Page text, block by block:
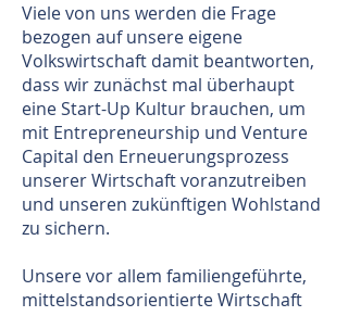
Viele von uns werden die Frage
bezogen auf unsere eigene
Volkswirtschaft damit beantworten,
dass wir zunächst mal überhaupt
eine Start-Up Kultur brauchen, um
mit Entrepreneurship und Venture
Capital den Erneuerungsprozess
unserer Wirtschaft voranzutreiben
und unseren zukünftigen Wohlstand
zu sichern.
Unsere vor allem familiengeführte,
mittelstandsorientierte Wirtschaft